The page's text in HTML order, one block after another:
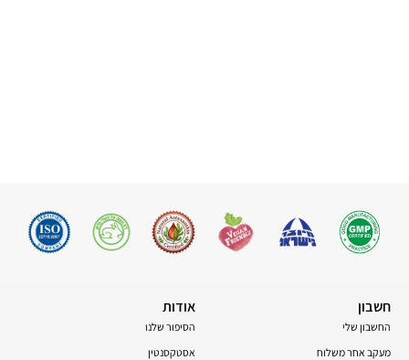
חשבון
החשבון שלי
מעקב אחר משלוח
אודות
הסיפור שלנו
אסטקסנטין